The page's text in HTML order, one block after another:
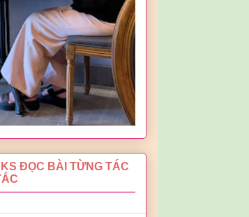
ĐỌC BÀI TỪNG TÁC